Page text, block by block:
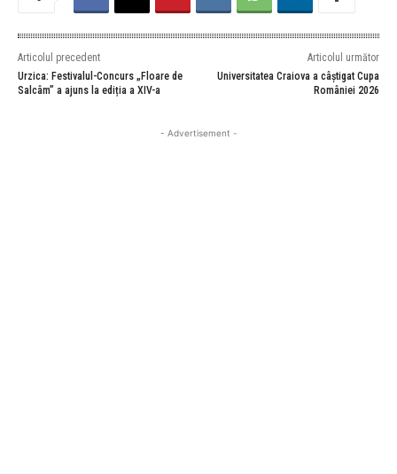
Articolul precedent
Urzica: Festivalul-Concurs „Floare de
Salcâm” a ajuns la ediția a XIV-a
Articolul următor
Universitatea Craiova a câștigat Cupa
României 2026
- Advertisement -